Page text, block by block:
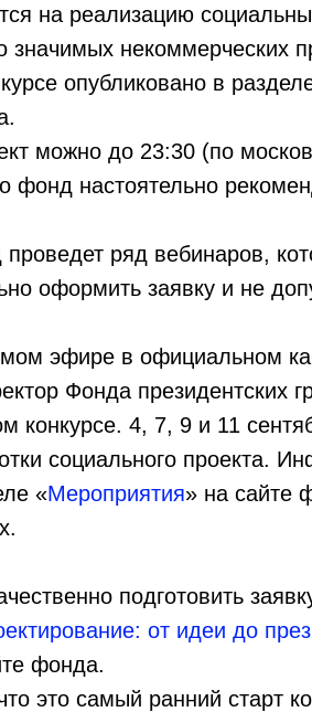
на реализацию
значимых некоммерческих
опубликовано в
можно до 23:30 (по
фонд настоятельно
ряд вебинаров,
оформить заявку и не
эфире в официальном
Фонда президентских
конкурсе. 4, 7, 9 и 11
социального проекта.
«Мероприятия» на сайте
подготовить
от идеи до
фонда.
это самый ранний старт